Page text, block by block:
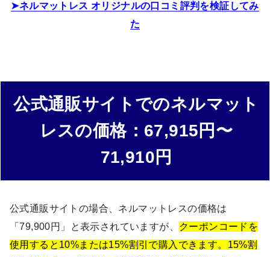
ネルマットレス オリジナルの口コミ評判を検証してみ
た
公式通販サイトでのネルマット
レスの価格：67,915円〜
71,910円
公式通販サイトの場合、ネルマットレスの価格は
「79,900円」と表示されていますが、
クーポンコードを
使用すると10%または15%割引で購入できます。15%割